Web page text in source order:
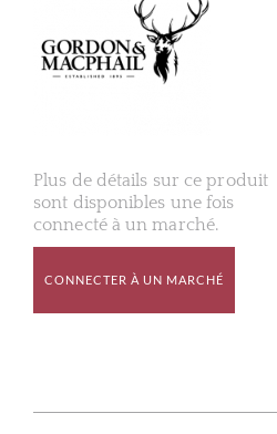
Plus de détails sur ce produit
sont disponibles une fois
connecté à un marché.
CONNECTER À UN MARCHÉ